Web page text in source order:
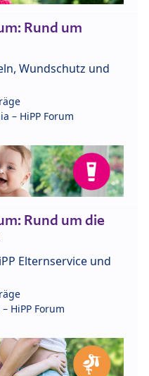
Rund um
Wundschutz und
– HiPP Forum
Rund um die
Elternservice und
HiPP Forum